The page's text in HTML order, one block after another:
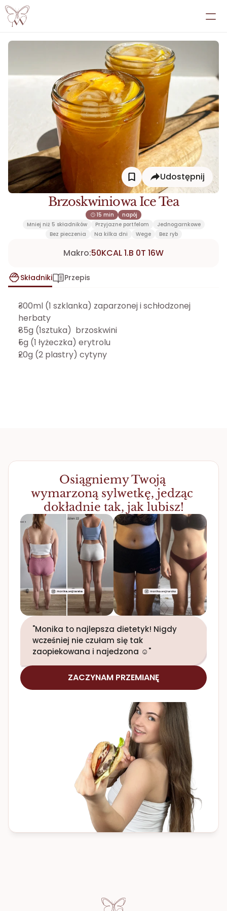
WSPÓŁPRACA INDYWIDUALNA
Udostępnij
Brzoskwiniowa Ice Tea
15 min
napój
Mniej niż 5 składników
Przyjazne portfelom
Jednogarnkowe
Bez pieczenia
Na kilka dni Wege Bez ryb
Makro:50KCAL 1.B 0T 16W
Składniki Przepis
300ml (1 szklanka) zaparzonej i schłodzonej
herbaty
85g (1sztuka)  brzoskwini
5g (1 łyżeczka) erytrolu
20g (2 plastry) cytyny
Osiągniemy Twoją
wymarzoną sylwetkę, jedząc
dokładnie tak, jak lubisz!
"Monika to najlepsza dietetyk! Nigdy
wcześniej nie czułam się tak
zaopiekowana i najedzona ☺️"
ZACZYNAM PRZEMIANĘ